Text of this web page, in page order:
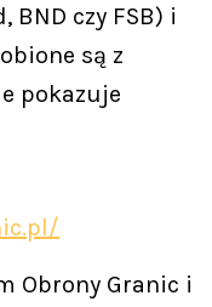
BND czy FSB) i
są z
pokazuje
Obrony Granic i